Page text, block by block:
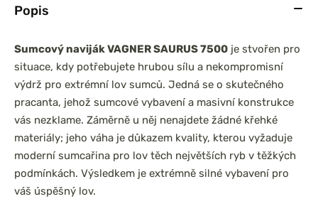
Popis
Sumcový naviják VAGNER SAURUS 7500 je stvořen pro
situace, kdy potřebujete hrubou sílu a nekompromisní
výdrž pro extrémní lov sumců. Jedná se o skutečného
pracanta, jehož sumcové vybavení a masivní konstrukce
vás nezklame. Záměrně u něj nenajdete žádné křehké
materiály; jeho váha je důkazem kvality, kterou vyžaduje
moderní sumcařina pro lov těch největších ryb v těžkých
podmínkách. Výsledkem je extrémně silné vybavení pro
váš úspěšný lov.